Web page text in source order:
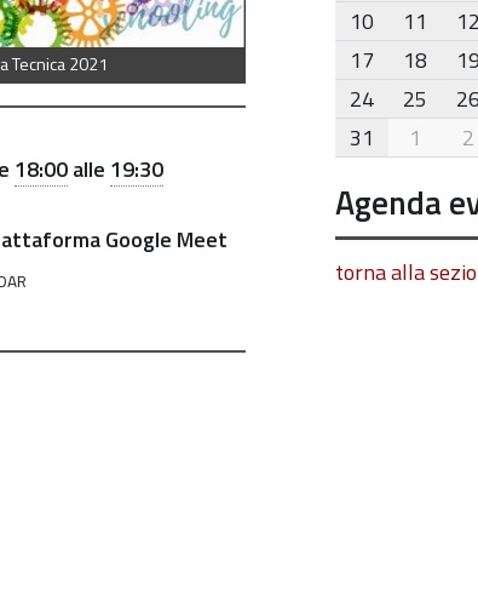
Tecnica 2021
18:00alle 19:30
Google Meet
10
11 12
17
18 19
24
25 26
31
1 2
Agenda
torna alla